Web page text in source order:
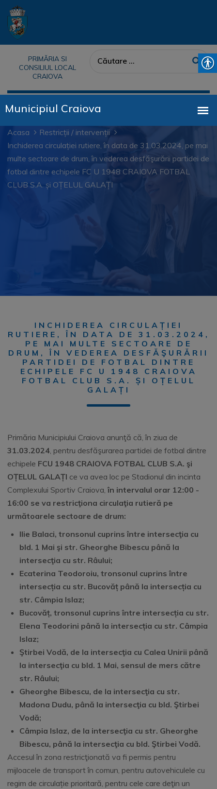
PRIMĂRIA SI
CONSILIUL LOCAL
CRAIOVA
Acasa
Restricții / intervenții
Inchiderea circulației rutiere, în data de 31.03.2024, pe mai
multe sectoare de drum, în vederea desfăşurării partidei de
fotbal dintre echipele FC U 1948 CRAIOVA FOTBAL
CLUB S.A. și OȚELUL GALAȚI
INCHIDEREA CIRCULAȚIEI
RUTIERE, ÎN DATA DE 31.03.2024,
PE MAI MULTE SECTOARE DE
DRUM, ÎN VEDEREA DESFĂŞURĂRII
PARTIDEI DE FOTBAL DINTRE
ECHIPELE FC U 1948 CRAIOVA
FOTBAL CLUB S.A. ȘI OȚELUL
GALAȚI
Primăria Municipiului Craiova anunţă că, în ziua de
31.03.2024, pentru desfăşurarea partidei de fotbal dintre
echipele FCU 1948 CRAIOVA FOTBAL CLUB S.A. şi
OȚELUL GALAȚI ce va avea loc pe Stadionul din incinta
Complexului Sportiv Craiova,în intervalul orar 12:00 -
16:00 se va restricţiona circulaţia rutieră pe
următoarele sectoare de drum:
Ilie Balaci, tronsonul cuprins între intersecţia cu
bld. 1 Mai şi str. Gheorghe Bibescu până la
intersecţia cu str. Râului;
Ecaterina Teodoroiu, tronsonul cuprins între
intersecția cu str. Bucovăț până la intersecția cu
str. Câmpia Islaz;
Bucovăț, tronsonul cuprins între intersecția cu str.
Elena Teodorini până la intersecția cu str. Câmpia
Islaz;
Ştirbei Vodă, de la intersecţia cu Calea Unirii până
la intersecţia cu bld. 1 Mai, sensul de mers către
str. Râului;
Gheorghe Bibescu, de la intersecţia cu str.
Madona Dudu, până la intersecţia cu bld. Ştirbei
Vodă;
Câmpia Islaz, de la intersecţia cu str. Gheorghe
Bibescu, până la intersecţia cu bld. Ştirbei Vodă.
Accesul în zona restricţionată va fi permis pentru
mijloacele de transport în comun, pentru autovehiculele cu
regim de circulație prioritară, pentru cele care deţin un